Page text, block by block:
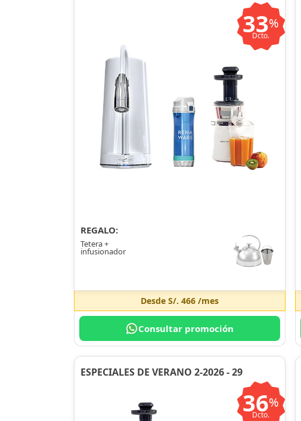
33%
Dcto.
REGALO:
Tetera +
infusionador
Desde S/. 466/mes
Consultar promoción
ESPECIALES DE VERANO 2-2026 - 29
36%
Dcto.